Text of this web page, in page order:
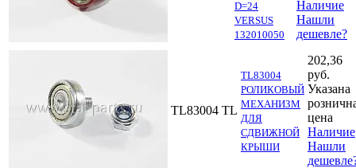
D=24
VERSUS
132010050
Наличие
Нашли
дешевле?
TL83004 TL
TL83004
РОЛИКОВЫЙ
МЕХАНИЗМ
ДЛЯ
СДВИЖНОЙ
КРЫШИ
202,36
руб.
Указана
цена
Наличие
Нашли